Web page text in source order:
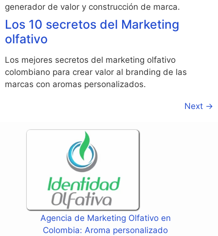
generador de valor y construcción de marca.
Los 10 secretos del Marketing
olfativo
Los mejores secretos del marketing olfativo
colombiano para crear valor al branding de las
marcas con aromas personalizados.
Next →
Agencia de Marketing Olfativo en
Colombia: Aroma personalizado